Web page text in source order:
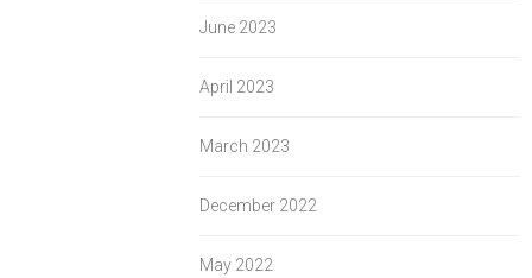
June 2023
April 2023
March 2023
December 2022
May 2022